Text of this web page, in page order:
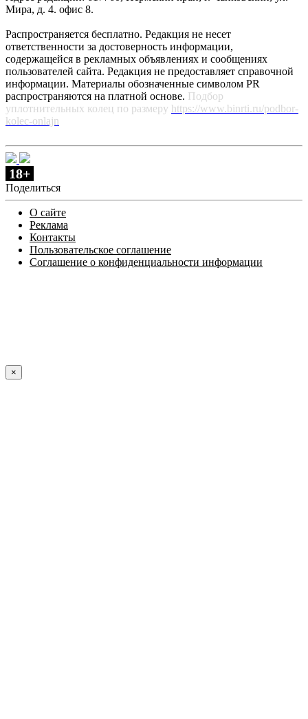
Мира, д. 4. офис 8.
Распространяется бесплатно. Редакция не несет
ответственности за достоверность информации,
содержащейся в рекламных объявлениях и сообщениях
пользователей сайта. Редакция не предоставляет справочной
информации. Материалы обозначенные символом PR
распространяются на платной основе. Подбор
уплотнительных колец по размеру https://www.binrti.ru/podbor-
kolec-onlajn
18+
Поделиться
О сайте
Реклама
Контакты
Пользовательское соглашение
Соглашение о конфиденциальности информации
×